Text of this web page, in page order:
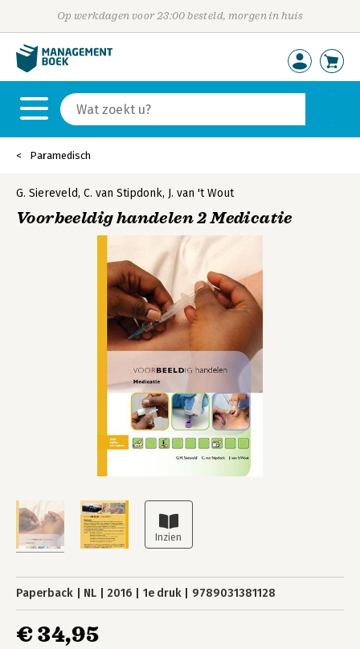
Op werkdagen voor 23:00 besteld, morgen in huis
Paramedisch
G. Siereveld, C. van Stipdonk, J. van 't Wout
Voorbeeldig handelen 2 Medicatie
Paperback NL 2016 1e druk 9789031381128
€ 34,95